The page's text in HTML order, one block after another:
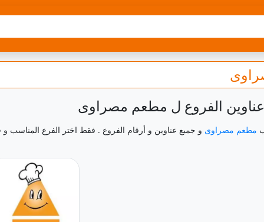
عناوين الفروع ل مطعم مصراوى
مطعم مصراوى و جميع عناوين و أرقام الفروع . فقط اختر الفرع